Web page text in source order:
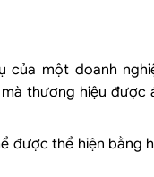
của một doanh
thương hiệu được
được thể hiện bằng